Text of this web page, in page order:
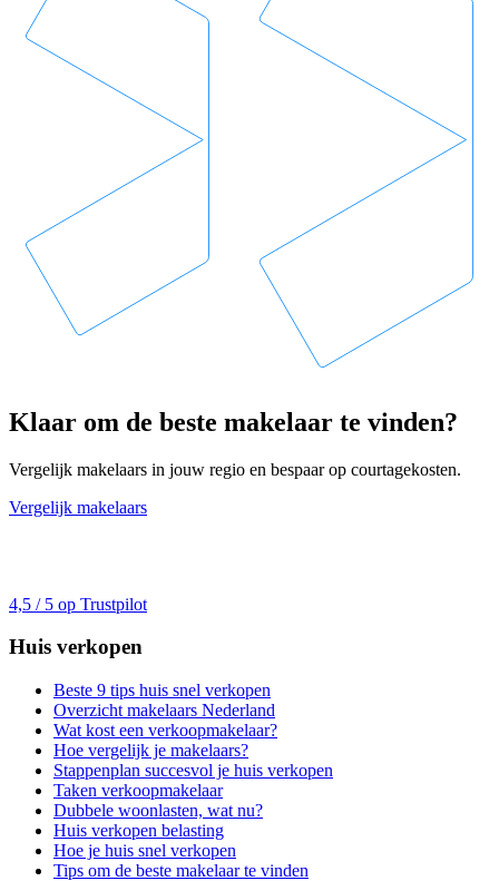
Klaar om de beste makelaar te vinden?
Vergelijk makelaars in jouw regio en bespaar op courtagekosten.
Vergelijk makelaars
4,5 / 5 op Trustpilot
Huis verkopen
Beste 9 tips huis snel verkopen
Overzicht makelaars Nederland
Wat kost een verkoopmakelaar?
Hoe vergelijk je makelaars?
Stappenplan succesvol je huis verkopen
Taken verkoopmakelaar
Dubbele woonlasten, wat nu?
Huis verkopen belasting
Hoe je huis snel verkopen
Tips om de beste makelaar te vinden